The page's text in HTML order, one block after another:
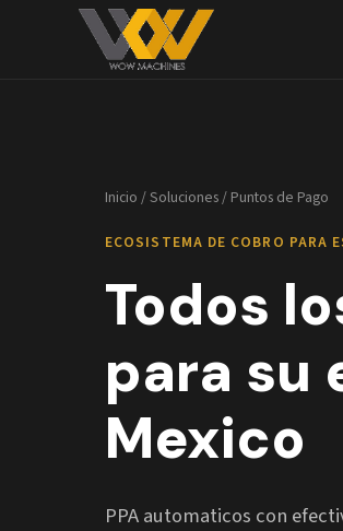
Inicio /Soluciones/ Puntos de Pago
ECOSISTEMA DE COBRO PARA
Todos
para su
Mexico
PPA automaticos con